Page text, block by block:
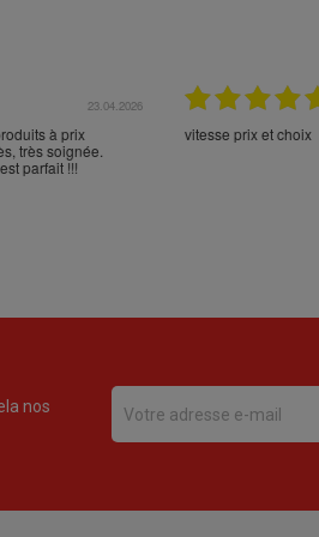
17.04.2026
et n'en
sur votre
et l'emballage
Comme
nos